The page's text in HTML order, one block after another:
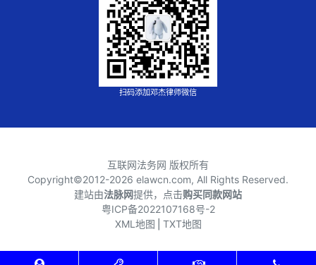
扫码添加邓杰律师微信
互联网法务网 版权所有
Copyright©2012-2026 elawcn.com, All Rights Reserved.
建站由法脉网提供，点击购买同款网站
粤ICP备2022107168号-2
XML地图
TXT地图